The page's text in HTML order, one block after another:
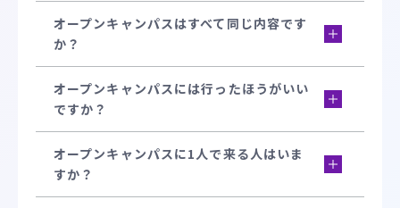
オープンキャンパスはすべて同じ内容です
か？
オープンキャンパスには行ったほうがいい
ですか？
オープンキャンパスに1人で来る人はいま
すか？